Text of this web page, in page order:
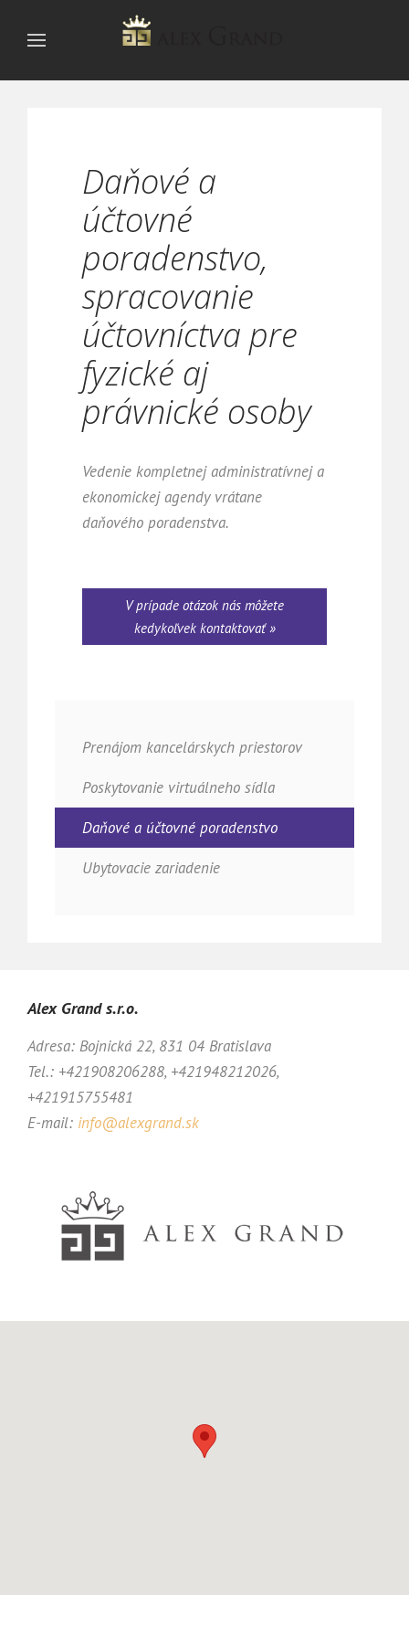
Daňové a
účtovné
poradenstvo,
spracovanie
účtovníctva pre
fyzické aj
právnické osoby
Vedenie kompletnej administratívnej a
ekonomickej agendy vrátane
daňového poradenstva.
V prípade otázok nás môžete
kedykoľvek kontaktovať »
Prenájom kancelárskych priestorov
Poskytovanie virtuálneho sídla
Daňové a účtovné poradenstvo
Ubytovacie zariadenie
Alex Grand s.r.o.
Adresa: Bojnická 22, 831 04 Bratislava
Tel.: +421908206288, +421948212026,
+421915755481
E-mail: info@alexgrand.sk